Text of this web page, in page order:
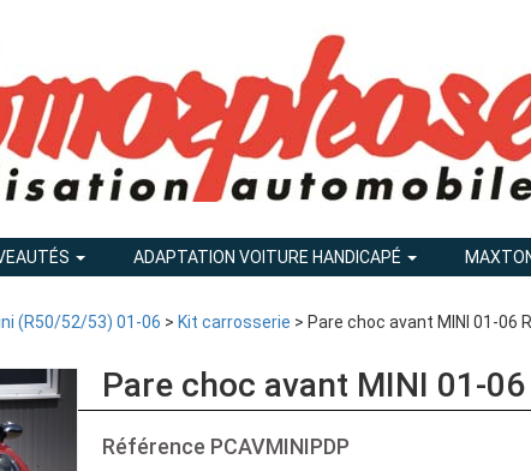
ADAPTATION VOITURE HANDICAPÉ
(R50/52/53) 01-06 > Kit carrosserie > Pare choc avant MINI 01-06
Pare choc avant MINI 01-
Référence PCAVMINIPDP